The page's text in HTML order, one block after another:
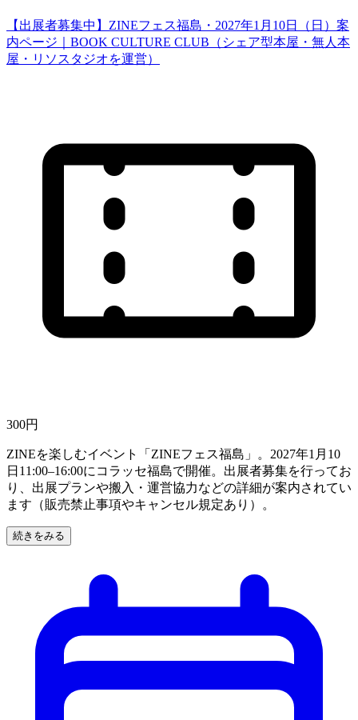
【出展者募集中】ZINEフェス福島・2027年1月10日（日）案
内ページ｜BOOK CULTURE CLUB（シェア型本屋・無人本
屋・リソスタジオを運営）
300円
ZINEを楽しむイベント「ZINEフェス福島」。2027年1月10
日11:00–16:00にコラッセ福島で開催。出展者募集を行ってお
り、出展プランや搬入・運営協力などの詳細が案内されてい
ます（販売禁止事項やキャンセル規定あり）。
続きをみる